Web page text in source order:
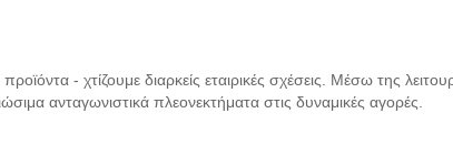
- χτίζουμε διαρκείς εταιρικές σχέσεις. Μέσω της
ανταγωνιστικά πλεονεκτήματα στις δυναμικές αγορές.